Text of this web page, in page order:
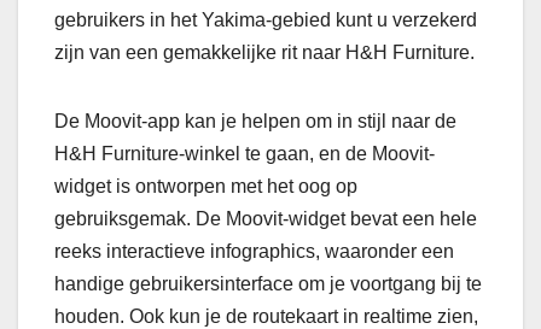
gebruikers in het Yakima-gebied kunt u verzekerd
zijn van een gemakkelijke rit naar H&H Furniture.
De Moovit-app kan je helpen om in stijl naar de
H&H Furniture-winkel te gaan, en de Moovit-
widget is ontworpen met het oog op
gebruiksgemak. De Moovit-widget bevat een hele
reeks interactieve infographics, waaronder een
handige gebruikersinterface om je voortgang bij te
houden. Ook kun je de routekaart in realtime zien,